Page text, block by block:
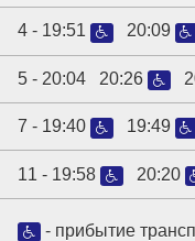
4 - 19:51 20:09
5 - 20:04 20:26
7 - 19:40 19:49
11 - 19:58 20:20
- прибытие